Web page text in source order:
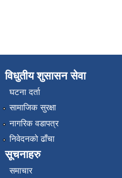
विधुतीय शुसासन सेवा
घटना दर्ता
सामाजिक सुरक्षा
नागरिक वडापत्र
निवेदनको ढाँचा
सूचनाहरु
समाचार